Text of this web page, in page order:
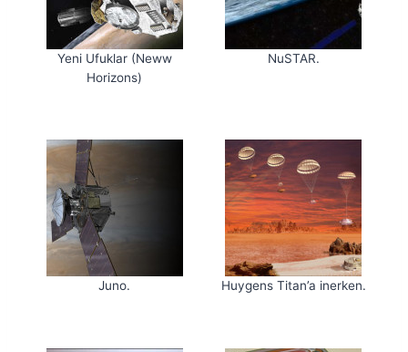
Yeni Ufuklar (Neww
Horizons)
NuSTAR.
Juno. Huygens Titan’a inerken.